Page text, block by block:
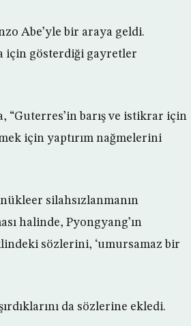
Abe’yle bir araya geldi.
için gösterdiği gayretler
“Guterres’in barış ve istikrar için
için yaptırım nağmelerini
silahsızlanmanın
halinde, Pyongyang’ın
sözlerini, ‘umursamaz bir
da sözlerine ekledi.